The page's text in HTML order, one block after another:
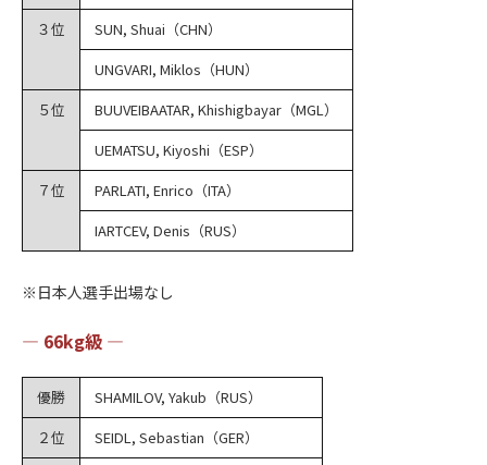
３位
SUN, Shuai（CHN）
UNGVARI, Miklos（HUN）
５位
BUUVEIBAATAR, Khishigbayar（MGL）
UEMATSU, Kiyoshi（ESP）
７位
PARLATI, Enrico（ITA）
IARTCEV, Denis（RUS）
※日本人選手出場なし
― 66kg級 ―
優勝
SHAMILOV, Yakub（RUS）
２位
SEIDL, Sebastian（GER）